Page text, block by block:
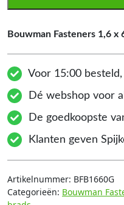
Bouwman Fasteners 1,6 x
Voor 15:00
Dé webshop voor
De goedkoopste
Klanten geven
Artikelnummer: BFB1660G
Categorieën: Bouwman